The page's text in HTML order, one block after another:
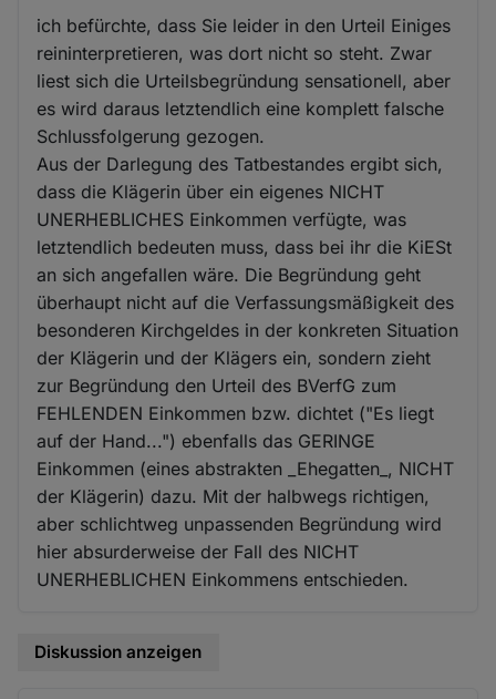
ich befürchte, dass Sie leider in den Urteil Einiges
reininterpretieren, was dort nicht so steht. Zwar
liest sich die Urteilsbegründung sensationell, aber
es wird daraus letztendlich eine komplett falsche
Schlussfolgerung gezogen.
Aus der Darlegung des Tatbestandes ergibt sich,
dass die Klägerin über ein eigenes NICHT
UNERHEBLICHES Einkommen verfügte, was
letztendlich bedeuten muss, dass bei ihr die KiESt
an sich angefallen wäre. Die Begründung geht
überhaupt nicht auf die Verfassungsmäßigkeit des
besonderen Kirchgeldes in der konkreten Situation
der Klägerin und der Klägers ein, sondern zieht
zur Begründung den Urteil des BVerfG zum
FEHLENDEN Einkommen bzw. dichtet ("Es liegt
auf der Hand...") ebenfalls das GERINGE
Einkommen (eines abstrakten _Ehegatten_, NICHT
der Klägerin) dazu. Mit der halbwegs richtigen,
aber schlichtweg unpassenden Begründung wird
hier absurderweise der Fall des NICHT
UNERHEBLICHEN Einkommens entschieden.
Diskussion anzeigen